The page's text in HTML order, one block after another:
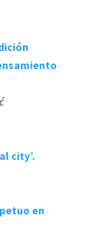
city’.
en